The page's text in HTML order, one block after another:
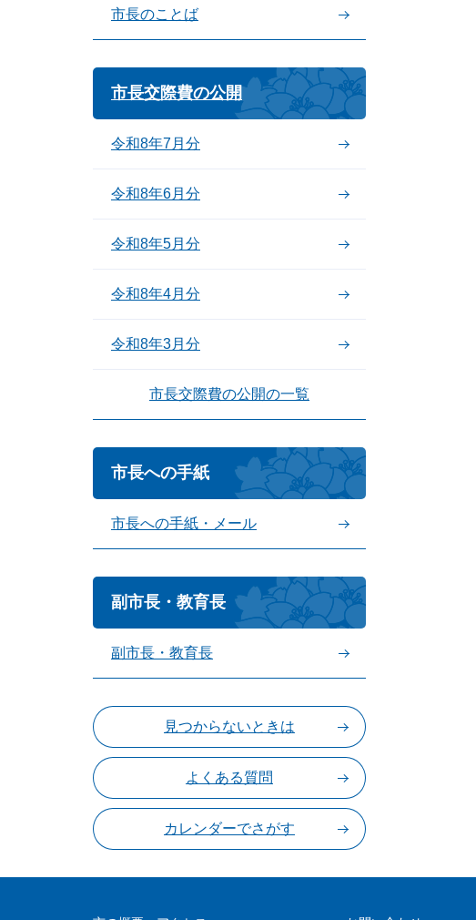
市長のことば
市長交際費の公開
令和8年7月分
令和8年6月分
令和8年5月分
令和8年4月分
令和8年3月分
市長交際費の公開の一覧
市長への手紙
市長への手紙・メール
副市長・教育長
副市長・教育長
見つからないときは
よくある質問
カレンダーでさがす